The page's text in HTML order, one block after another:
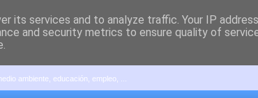
ambiente, educación, empleo, ...
its services and to analyze traffic. Your IP
and security metrics to ensure quality of